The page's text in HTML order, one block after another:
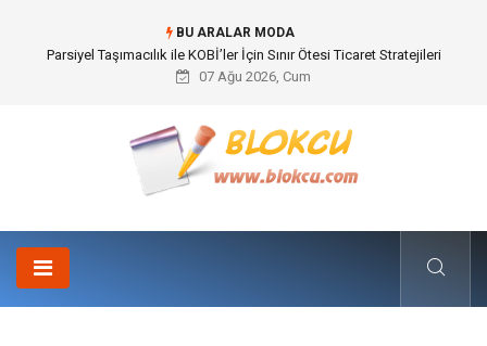
BU ARALAR MODA
Br544 ile Lastik ve Plastik Modifikasyonunda Yüksek Performans
07 Ağu 2026, Cum